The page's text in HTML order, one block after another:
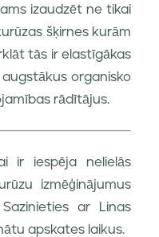
izaudzēt ne tikai
šķirnes kurām
tās ir elastīgākas
augstākus organisko
rādītājus.
ir iespēja nelielās
izmēģinājumus
ar Linas
apskates laikus.